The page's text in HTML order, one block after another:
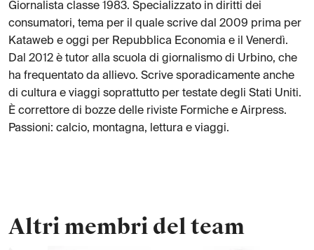
Giornalista classe 1983. Specializzato in diritti dei
consumatori, tema per il quale scrive dal 2009 prima per
Kataweb e oggi per Repubblica Economia e il Venerdì.
Dal 2012 è tutor alla scuola di giornalismo di Urbino, che
ha frequentato da allievo. Scrive sporadicamente anche
di cultura e viaggi soprattutto per testate degli Stati Uniti.
È correttore di bozze delle riviste Formiche e Airpress.
Passioni: calcio, montagna, lettura e viaggi.
Altri membri del team